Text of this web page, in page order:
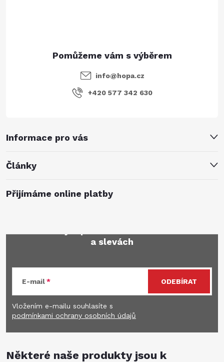
Informace pro vás
Články
info@hopa.cz
+420 577 342 630
Přijímáme online platby
a slevách
E-mail
Vložením e-mailu souhlasíte s
podmínkami ochrany osobních údajů
ODEBÍRAT
Některé naše produkty jsou k